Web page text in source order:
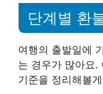
단계별 환
여행의 출발일에
는 경우가 많아요.
기준을 정리해볼